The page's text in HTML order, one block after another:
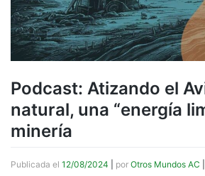
Podcast: Atizando el
natural, una “energía
minería
Publicada el 12/08/2024 por Otros Mundos AC